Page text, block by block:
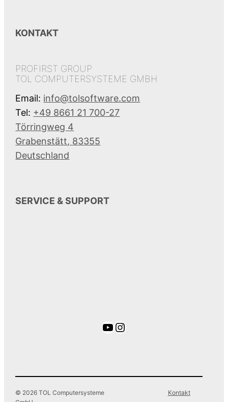
KONTAKT
PROFIRST GROUP
TOL COMPUTERSYSTEME GMBH
Email: info@tolsoftware.com
Tel: +49 8661 21 700-27
Törringweg 4
Grabenstätt, 83355
Deutschland
SERVICE & SUPPORT
YouTube
Instagram
© 2026 TOL Computersysteme
Kontakt